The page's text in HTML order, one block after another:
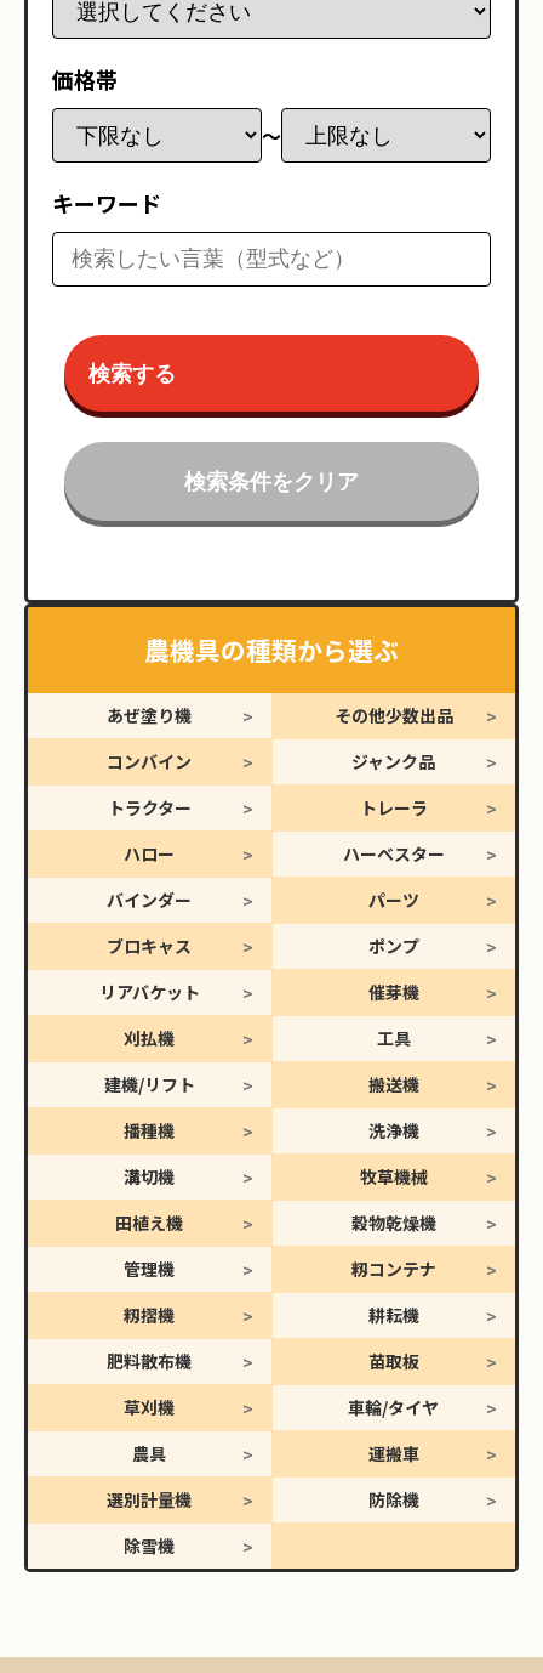
価格帯
〜
キーワード
検索条件をクリア
農機具の種類から選ぶ
あぜ塗り機
その他少数出品
コンバイン
ジャンク品
トラクター
トレーラ
ハロー
ハーベスター
バインダー
パーツ
ブロキャス
ポンプ
リアバケット
催芽機
刈払機
工具
建機/リフト
搬送機
播種機
洗浄機
溝切機
牧草機械
田植え機
穀物乾燥機
管理機
籾コンテナ
籾摺機
耕耘機
肥料散布機
苗取板
草刈機
車輪/タイヤ
農具
運搬車
選別計量機
防除機
除雪機